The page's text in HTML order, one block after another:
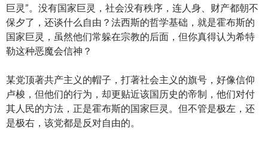
巨灵”。没有国家巨灵，社会没有秩序，连人身、财产都朝不
保夕了，还谈什么自由？法西斯的哲学基础，就是霍布斯的
国家巨灵，虽然他们常躲在宗教的后面，但你真得认为希特
勒这种恶魔会信神？
某党顶著共产主义的帽子，打著社会主义的旗号，好像信仰
卢梭，但他们的行为，却更贴近该国历史的帝制，他们对付
其人民的方法，正是霍布斯的国家巨灵。但不管是极左，还
是极右，该党都是反对自由的。